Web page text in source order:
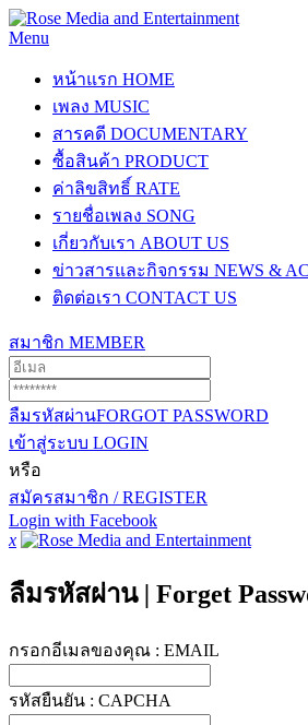
Menu
หน้าแรก HOME
เพลง MUSIC
สารคดี DOCUMENTARY
ซื้อสินค้า PRODUCT
ค่าลิขสิทธิ์ RATE
รายชื่อเพลง SONG
เกี่ยวกับเรา ABOUT US
ข่าวสารและกิจกรรม NEWS &
ติดต่อเรา CONTACT US
สมาชิก MEMBER
ลืมรหัสผ่านFORGOT PASSWORD
เข้าสู่ระบบ LOGIN
หรือ
สมัครสมาชิก / REGISTER
Login with Facebook
x
ลืมรหัสผ่าน | Forget
กรอกอีเมลของคุณ : EMAIL
รหัสยืนยัน : CAPCHA